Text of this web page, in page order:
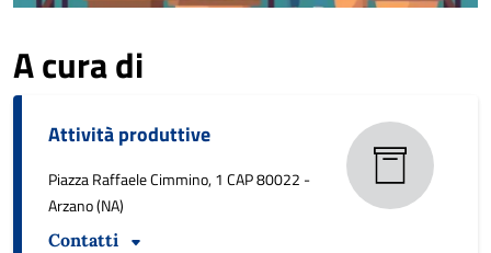
A cura di
Attività produttive
Piazza Raffaele Cimmino, 1 CAP 80022 -
Arzano (NA)
Contatti